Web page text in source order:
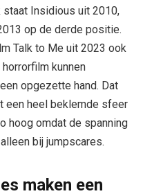
Insidious uit 2010,
op de derde positie.
Talk to Me uit 2023 ook
kunnen
opgezette hand. Dat
een heel beklemde sfeer
hoog omdat de spanning
bij jumpscares.
maken een